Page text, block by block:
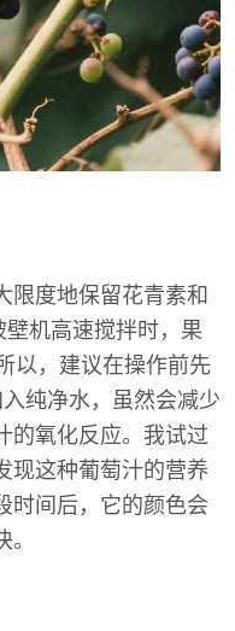
限度地保留花青素和
机高速搅拌时，果
以，建议在操作前先
纯净水，虽然会减少
的氧化反应。我试过
现这种葡萄汁的营养
时间后，它的颜色会